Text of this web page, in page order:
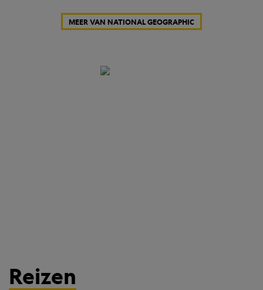
MEER VAN NATIONAL GEOGRAPHIC
Reizen